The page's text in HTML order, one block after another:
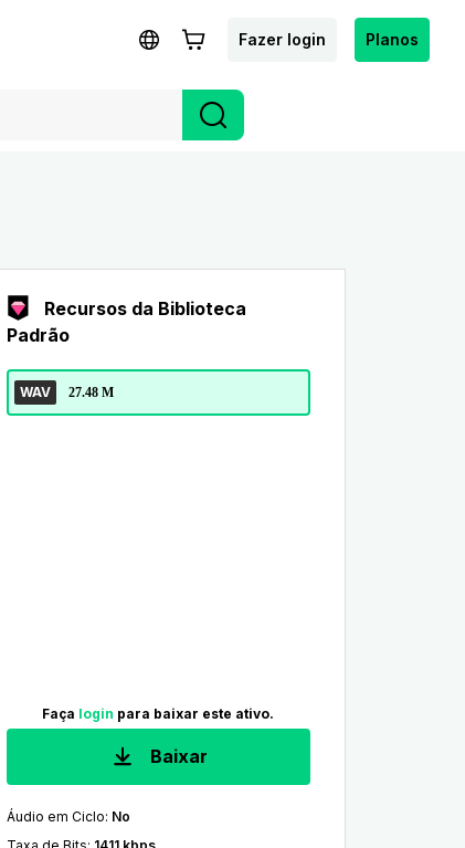
Fazer login Planos
Recursos da Biblioteca
Padrão
WAV 27.48 M
Faça login para baixar este ativo.
Baixar
Áudio em Ciclo: No